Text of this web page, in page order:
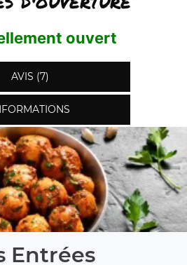
ouvert
AVIS (7)
Entrées